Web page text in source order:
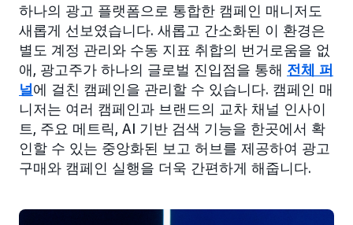
하나의 광고 플랫폼으로 통합한 캠페인 매니저도
새롭게 선보였습니다. 새롭고 간소화된 이 환경은
별도 계정 관리와 수동 지표 취합의 번거로움을 없
애, 광고주가 하나의 글로벌 진입점을 통해 전체 퍼
널에 걸친 캠페인을 관리할 수 있습니다. 캠페인 매
니저는 여러 캠페인과 브랜드의 교차 채널 인사이
트, 주요 메트릭, AI 기반 검색 기능을 한곳에서 확
인할 수 있는 중앙화된 보고 허브를 제공하여 광고
구매와 캠페인 실행을 더욱 간편하게 해줍니다.